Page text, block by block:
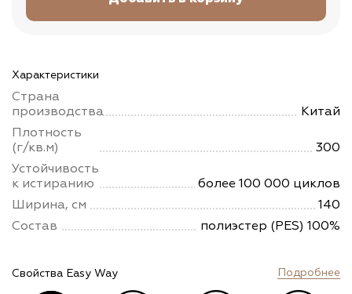
Характеристики
Страна
производства
Китай
Плотность
(г/кв.м)
300
Устойчивость
к истиранию
более 100 000 циклов
Ширина, см
140
Состав
полиэстер (PES) 100%
Свойства Easy Way Подробнее